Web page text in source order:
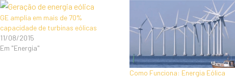
GE amplia em mais de 70%
capacidade de turbinas eólicas
11/08/2015
Em "Energia"
Como Funciona: Energia Eólica